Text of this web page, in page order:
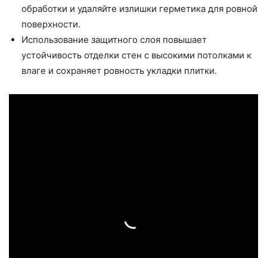
обработки и удаляйте излишки герметика для ровной
поверхности.
Использование защитного слоя повышает
устойчивость отделки стен с высокими потолками к
влаге и сохраняет ровность укладки плитки.